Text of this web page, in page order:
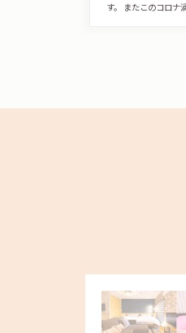
す。 またこのコロ